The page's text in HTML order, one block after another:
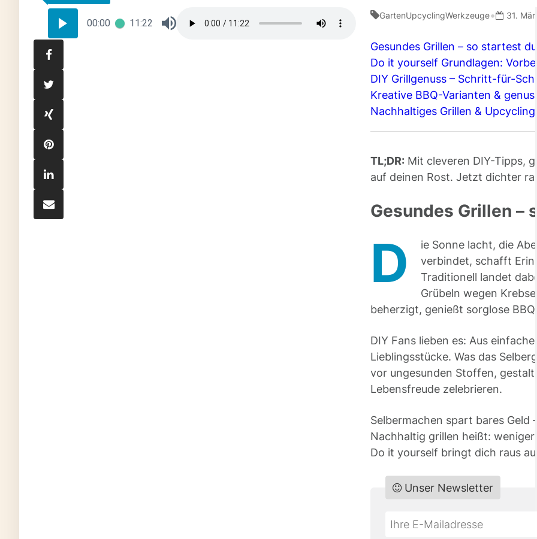
00:00 11:22
GartenUpcyclingWerkzeuge• 31.
Gesundes Grillen – so startest
Do it yourself Grundlagen:
DIY Grillgenuss – Schritt-für-
Kreative BBQ-Varianten &
Nachhaltiges Grillen & Upcycling
TL;DR: Mit cleveren DIY-Tipps,
auf deinen Rost. Jetzt dichter
Gesundes Grillen –
D
ie Sonne lacht, die
verbindet, schafft
Traditionell landet
Grübeln wegen
beherzigt, genießt sorglose
DIY Fans lieben es: Aus
Lieblingsstücke. Was das
vor ungesunden Stoffen,
Lebensfreude zelebrieren.
Selbermachen spart bares Geld
Nachhaltig grillen heißt:
Do it yourself bringt dich raus
Do
Unser Newsletter
*Ihre